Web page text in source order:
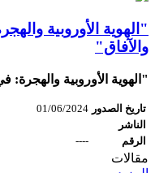
"الهوية الأوروبية
والآفاق"
"الهوية الأوروبية والهجرة:
تاريخ الصدور 01/06/2024
الناشر
الرقم
----
مقالات